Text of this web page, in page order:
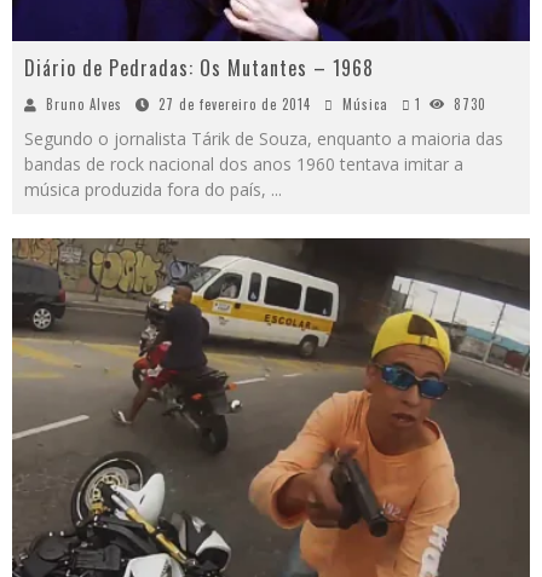
Diário de Pedradas: Os Mutantes – 1968
Bruno Alves 27 de fevereiro de 2014 Música 1 8730
Segundo o jornalista Tárik de Souza, enquanto a maioria das
bandas de rock nacional dos anos 1960 tentava imitar a
música produzida fora do país, ...